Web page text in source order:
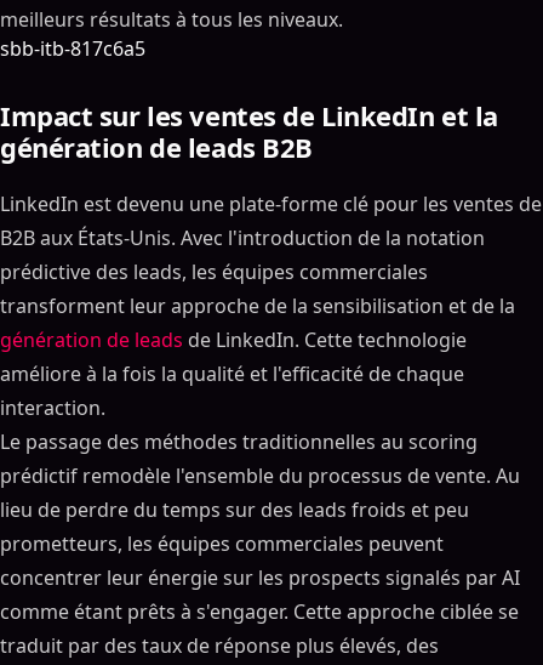
meilleurs résultats à tous les niveaux.
sbb-itb-817c6a5
Impact sur les ventes de LinkedIn et la
génération de leads B2B
LinkedIn est devenu une plate-forme clé pour les ventes de
B2B aux États-Unis. Avec l'introduction de la notation
prédictive des leads, les équipes commerciales
transforment leur approche de la sensibilisation et de la
génération de leads de LinkedIn. Cette technologie
améliore à la fois la qualité et l'efficacité de chaque
interaction.
Le passage des méthodes traditionnelles au scoring
prédictif remodèle l'ensemble du processus de vente. Au
lieu de perdre du temps sur des leads froids et peu
prometteurs, les équipes commerciales peuvent
concentrer leur énergie sur les prospects signalés par AI
comme étant prêts à s'engager. Cette approche ciblée se
traduit par des taux de réponse plus élevés, des